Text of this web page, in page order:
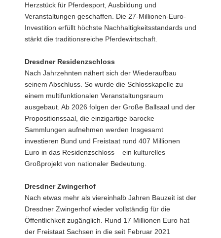
Herzstück für Pferdesport, Ausbildung und
Veranstaltungen geschaffen. Die 27-Millionen-Euro-
Investition erfüllt höchste Nachhaltigkeitsstandards und
stärkt die traditionsreiche Pferdewirtschaft.
Dresdner Residenzschloss
Nach Jahrzehnten nähert sich der Wiederaufbau
seinem Abschluss. So wurde die Schlosskapelle zu
einem multifunktionalen Veranstaltungsraum
ausgebaut. Ab 2026 folgen der Große Ballsaal und der
Propositionssaal, die einzigartige barocke
Sammlungen aufnehmen werden Insgesamt
investieren Bund und Freistaat rund 407 Millionen
Euro in das Residenzschloss – ein kulturelles
Großprojekt von nationaler Bedeutung.
Dresdner Zwingerhof
Nach etwas mehr als viereinhalb Jahren Bauzeit ist der
Dresdner Zwingerhof wieder vollständig für die
Öffentlichkeit zugänglich. Rund 17 Millionen Euro hat
der Freistaat Sachsen in die seit Februar 2021